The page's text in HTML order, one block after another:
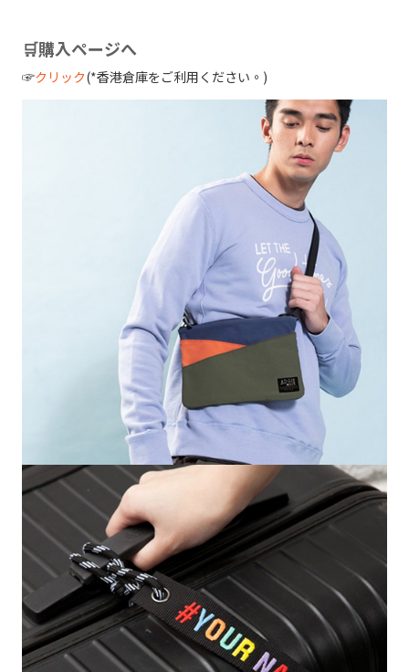
🛒購入ページへ
☞クリック(*香港倉庫をご利用ください。)